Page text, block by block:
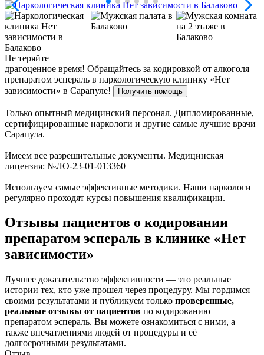
Не теряйте
драгоценное время! Обращайтесь за кодировкой от алкоголя
препаратом эспераль в наркологическую клинику «Нет
зависимости» в Сарапуле!
Получить помощь
Только опытный медицинский персонал. Дипломированные,
сертифицированные наркологи и другие самые лучшие врачи
Сарапула.
Имеем все разрешительные документы. Медицинская
лицензия: №ЛО-23-01-013360
Используем самые эффективные методики. Наши наркологи
регулярно проходят курсы повышения квалификации.
Отзывы пациентов о кодировании
препаратом эспераль в клинике «Нет
зависимости»
Лучшее доказательство эффективности — это реальные
истории тех, кто уже прошел через процедуру. Мы гордимся
своими результатами и публикуем только проверенные,
реальные отзывы от пациентов по кодированию
препаратом эспераль. Вы можете ознакомиться с ними, а
также впечатлениями людей от процедуры и её
долгосрочными результатами.